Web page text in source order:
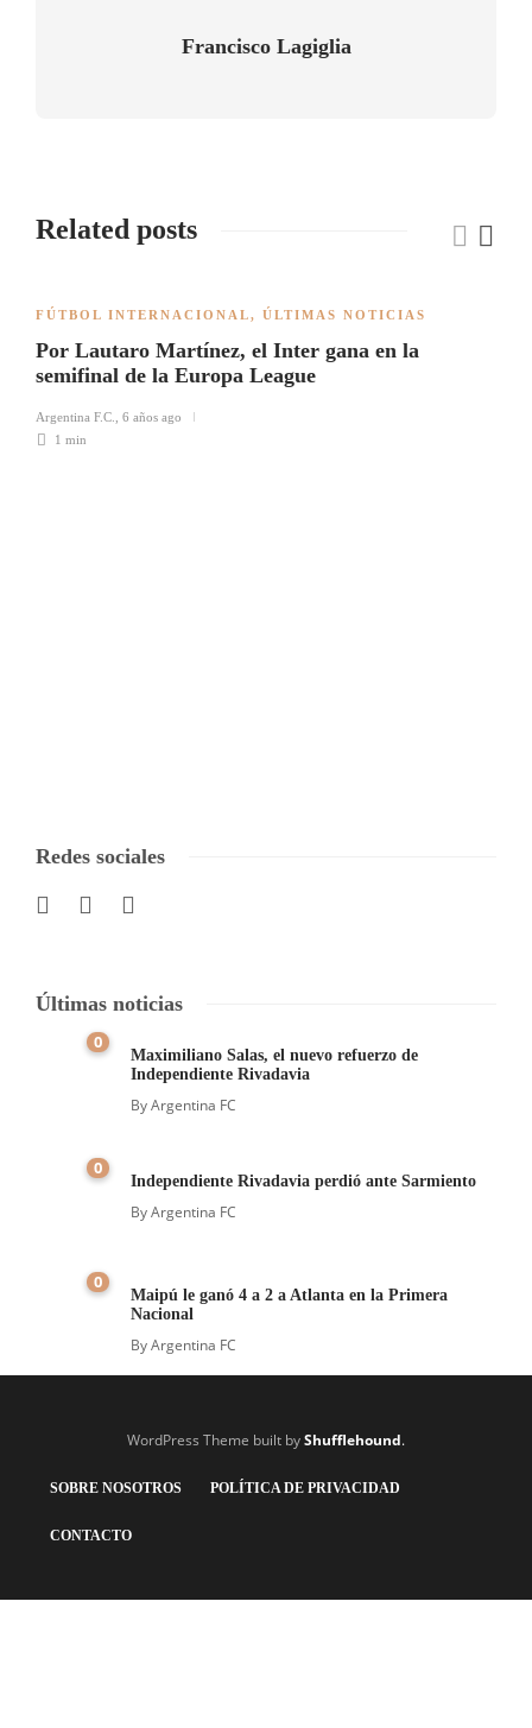
Francisco Lagiglia
Related posts
FÚTBOL INTERNACIONAL, ÚLTIMAS NOTICIAS
Por Lautaro Martínez, el Inter gana en la
semifinal de la Europa League
Argentina F.C.
6 años ago
1 min
Redes sociales
Últimas noticias
0
Maximiliano Salas, el nuevo refuerzo de
Independiente Rivadavia
ByArgentina FC
0
Independiente Rivadavia perdió ante Sarmiento
ByArgentina FC
0
Maipú le ganó 4 a 2 a Atlanta en la Primera
Nacional
ByArgentina FC
WordPress Theme built byShufflehound.
SOBRE NOSOTROS POLÍTICA DE PRIVACIDAD
CONTACTO